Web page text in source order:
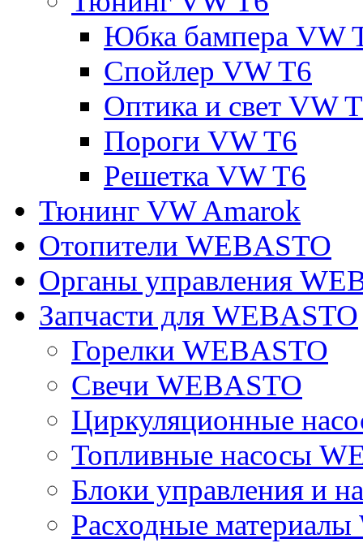
Юбка бампера VW
Спойлер VW T6
Оптика и свет VW
Пороги VW T6
Решетка VW T6
Тюнинг VW Amarok
Отопители WEBASTO
Органы управления
Запчасти для WEBASTO
Горелки WEBASTO
Свечи WEBASTO
Циркуляционные
Топливные насосы
Блоки управления и
Расходные